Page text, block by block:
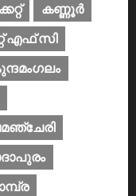
കണ്ണൂര്‍
എഫ് സി